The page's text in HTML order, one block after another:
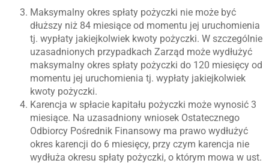
Maksymalny okres spłaty pożyczki nie może być
dłuższy niż 84 miesiące od momentu jej uruchomienia
tj. wypłaty jakiejkolwiek kwoty pożyczki. W szczególnie
uzasadnionych przypadkach Zarząd może wydłużyć
maksymalny okres spłaty pożyczki do 120 miesięcy od
momentu jej uruchomienia tj. wypłaty jakiejkolwiek
kwoty pożyczki.
Karencja w spłacie kapitału pożyczki może wynosić 3
miesiące. Na uzasadniony wniosek Ostatecznego
Odbiorcy Pośrednik Finansowy ma prawo wydłużyć
okres karencji do 6 miesięcy, przy czym karencja nie
wydłuża okresu spłaty pożyczki, o którym mowa w ust.